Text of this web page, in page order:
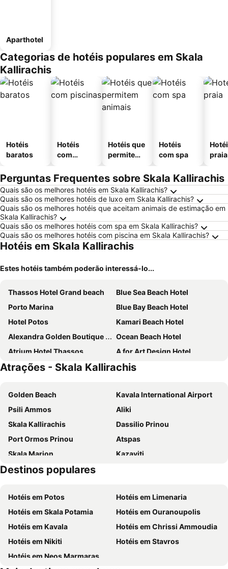
Aparthotel
Categorias de hotéis populares em Skala
Kallirachis
Hotéis
baratos
Hotéis
com
Hotéis que
permitem
Hotéis
com spa
praia
Perguntas Frequentes sobre Skala Kallirachis
Quais são os melhores hotéis em Skala Kallirachis?
Quais são os melhores hotéis de luxo em Skala Kallirachis?
Quais são os melhores hotéis que aceitam animais de estimação em
Skala Kallirachis?
Quais são os melhores hotéis com spa em Skala Kallirachis?
Quais são os melhores hotéis com piscina em Skala Kallirachis?
Hotéis em Skala Kallirachis
Estes hotéis também poderão interessá-lo...
Thassos Hotel Grand beach
Blue Sea Beach Hotel
Porto Marina
Blue Bay Beach Hotel
Hotel Potos
Kamari Beach Hotel
Alexandra Golden Boutique Hotel - Adults Only
Ocean Beach Hotel
Atrium Hotel Thassos
A for Art Design Hotel
Elektra Comfort Hotel
Thassian Riviera Hotel
Hotel Asterias
Rachoni Bay Hotel
Alexandra Elegance Bridging Generations
Afrodite Suites
Nikoleta Luxury Villa
Kallisti Hotel
Angelica Hotel
Studios Venetia
Makryammos
a
Porto Thassos Apartments & Studios
Atrações - Skala Kallirachis
Golden Beach
Kavala International Airport
Psili Ammos
Aliki
Skala Kallirachis
Dassilio Prinou
Port Ormos Prinou
Atspas
Skala Marion
Kazaviti
Traditional Settlement of Maries
Dexameni
Kipoupoli
Τimios Stavros
Traditional Settlement of Panagia
Mohamed Ali
Makryammos
Perigiali beach
Destinos populares
Hotéis em Potos
Hotéis em Limenaria
Hotéis em Skala Potamia
Hotéis em Ouranoupolis
Hotéis em Kavala
Hotéis em Chrissi Ammoudia
Hotéis em Nikiti
Hotéis em Stavros
Hotéis em Neos Marmaras